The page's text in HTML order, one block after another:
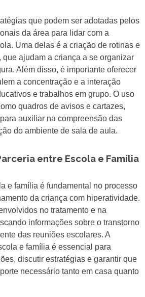
que podem ser adotadas pelos
da área para lidar com a
Uma delas é a criação de rotinas e
que ajudam a criança a se organizar
Além disso, é importante oferecer
a concentração e a interação
e trabalhos em grupo. O uso
quadros de avisos e cartazes,
auxiliar na compreensão das
do ambiente de sala de aula.
entre Escola e Família
e família é fundamental no processo
da criança com hiperatividade.
no tratamento e na
informações sobre o transtorno
das reuniões escolares. A
e família é essencial para
discutir estratégias e garantir que
necessário tanto em casa quanto